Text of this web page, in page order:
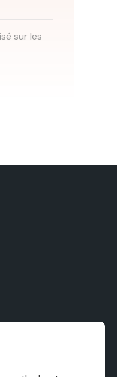
les